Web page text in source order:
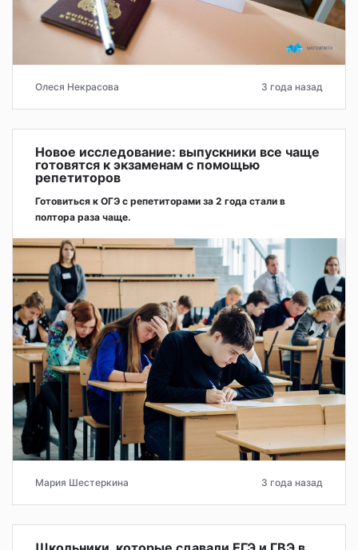
Олеся Некрасова 3 года назад
Новое исследование: выпускники все чаще
готовятся к экзаменам с помощью
репетиторов
Готовиться к ОГЭ с репетиторами за 2 года стали в
полтора раза чаще.
Мария Шестеркина 3 года назад